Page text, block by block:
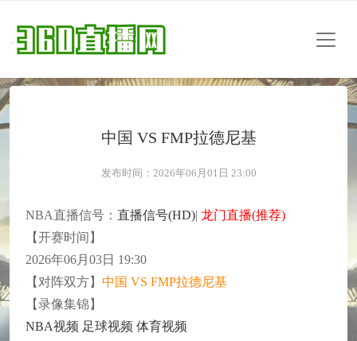
中国 VS FMP拉德尼基
发布时间：2026年06月01日 23:00
NBA直播信号： 直播信号(HD)| 龙门直播(推荐)
【开赛时间】
2026年06月03日 19:30
【对阵双方】 中国 VS FMP拉德尼基
【录像集锦】
NBA视频 足球视频 体育视频